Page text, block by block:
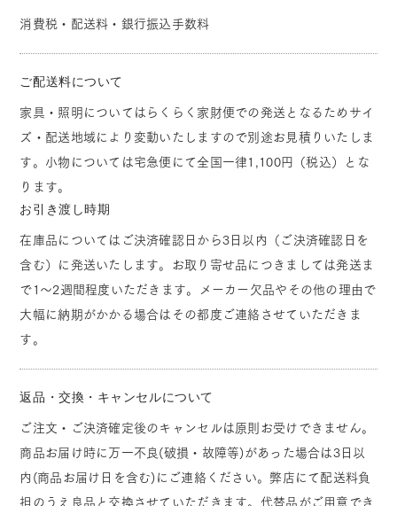
消費税・配送料・銀行振込手数料
ご配送料について
家具・照明についてはらくらく家財便での発送となるためサイ
ズ・配送地域により変動いたしますので別途お見積りいたしま
す。小物については宅急便にて全国一律1,100円（税込）とな
ります。
お引き渡し時期
在庫品についてはご決済確認日から3日以内（ご決済確認日を
含む）に発送いたします。お取り寄せ品につきましては発送ま
で1～2週間程度いただきます。メーカー欠品やその他の理由で
大幅に納期がかかる場合はその都度ご連絡させていただきま
す。
返品・交換・キャンセルについて
ご注文・ご決済確定後のキャンセルは原則お受けできません。
商品お届け時に万一不良(破損・故障等)があった場合は3日以
内(商品お届け日を含む)にご連絡ください。弊店にて配送料負
担のうえ良品と交換させていただきます。代替品がご用意でき